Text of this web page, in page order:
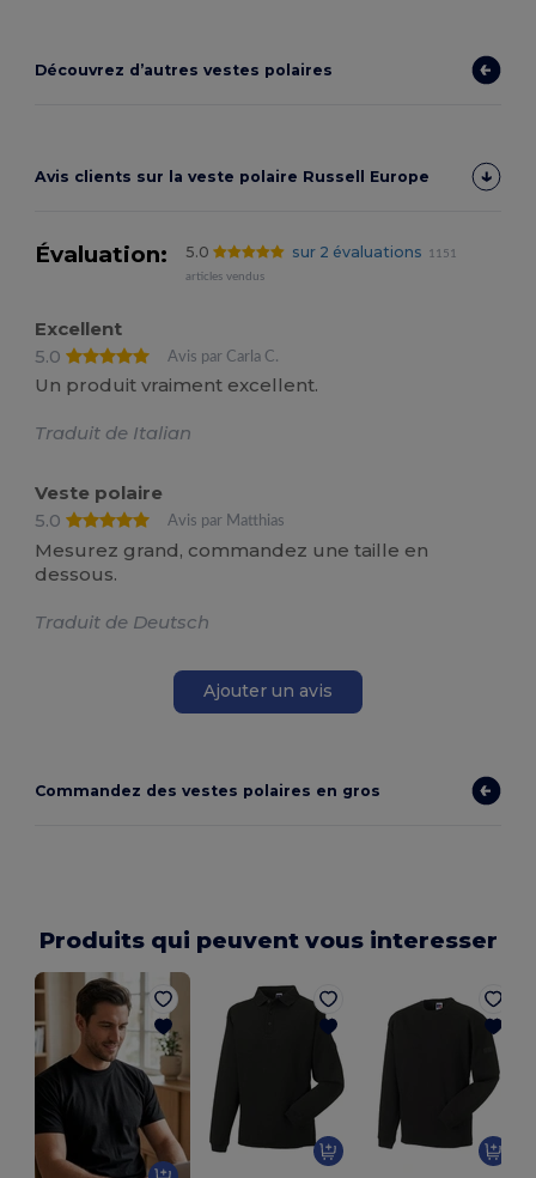
Découvrez d’autres vestes polaires
Avis clients sur la veste polaire Russell Europe
Évaluation: 5.0 sur 2 évaluations
1151
articles vendus
Excellent
5.0
Avis par Carla C.
Un produit vraiment excellent.
Traduit de Italian
Veste polaire
5.0
Avis par Matthias
Mesurez grand, commandez une taille en
dessous.
Traduit de Deutsch
Ajouter un avis
Commandez des vestes polaires en gros
Produits qui peuvent vous interesser